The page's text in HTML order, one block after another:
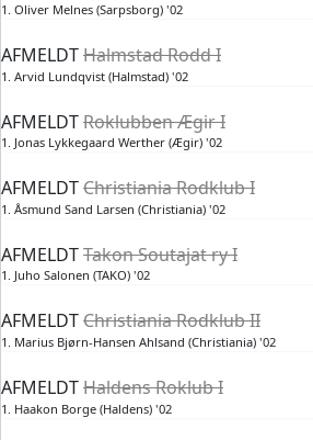
1. Oliver Melnes (Sarpsborg) '02
AFMELDTHalmstad Rodd I
1. Arvid Lundqvist (Halmstad) '02
AFMELDTRoklubben Ægir I
1. Jonas Lykkegaard Werther (Ægir) '02
AFMELDTChristiania Rodklub I
1. Åsmund Sand Larsen (Christiania) '02
AFMELDTTakon Soutajat ry I
1. Juho Salonen (TAKO) '02
AFMELDTChristiania Rodklub II
1. Marius Bjørn-Hansen Ahlsand (Christiania) '02
AFMELDTHaldens Roklub I
1. Haakon Borge (Haldens) '02